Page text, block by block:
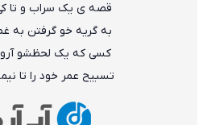
قصه ی یک سراب و تا
به گریه خو گرفتن به
کسی که یک لحظشو
تسبیح عمر خود را تا